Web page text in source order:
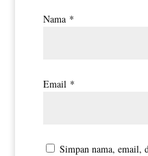
Nama *
Email *
Simpan nama, email,